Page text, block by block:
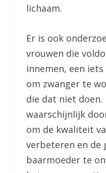
lichaam.
Er is ook
vrouwen die
innemen, een
om zwanger te
die dat niet
waarschijnlijk
om de kwaliteit
verbeteren en de
baarmoeder te